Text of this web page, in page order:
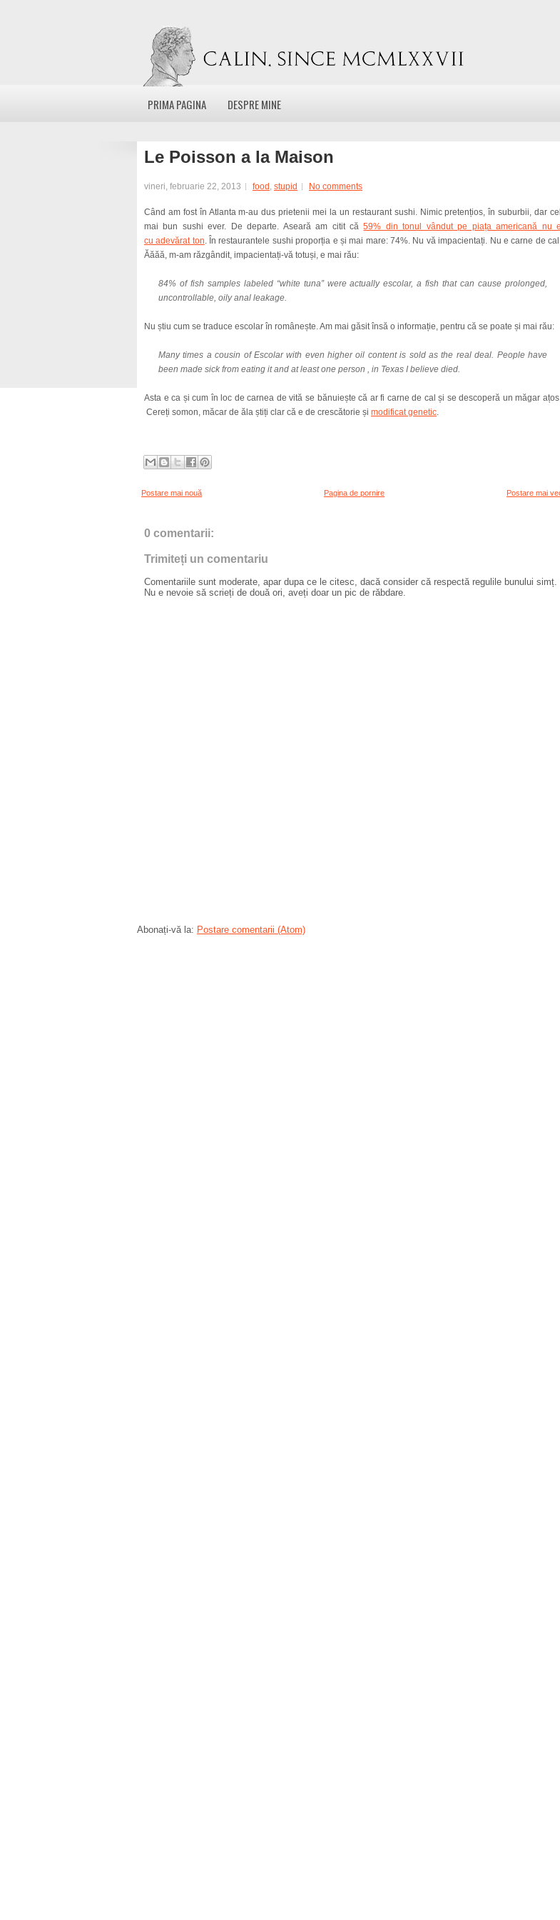
PRIMA PAGINA DESPRE MINE
Le Poisson a la Maison
vineri, februarie 22, 2013 food , stupid No comments
Când am fost în Atlanta m-au dus prietenii mei la un restaurant sushi. Nimic pretențios, în suburbii, dar cel
mai bun sushi ever. De departe. Aseară am citit că59% din tonul vândut pe piața americană nu e
cu adevărat ton. În restaurantele sushi proporția e și mai mare: 74%. Nu vă impacientați. Nu e carne de
Ăăăă, m-am răzgândit, impacientați-vă totuși, e mai rău:
84% of fish samples labeled “white tuna” were actually escolar, a fish that can cause prolonged,
uncontrollable, oily anal leakage.
Nu știu cum se traduce escolar în românește. Am mai găsit însă o informație, pentru că se poate și mai rău:
Many times a cousin of Escolar with even higher oil content is sold as the real deal. People have
been made sick from eating it and at least one person , in Texas I believe died.
Asta e ca și cum în loc de carnea de vită se bănuiește că ar fi carne de cal și se descoperă un măgar
Cereți somon, măcar de ăla știți clar că e de crescătorie și modificat genetic.
Postare mai nouă Postare mai
Pagina de pornire
0 comentarii:
Trimiteți un comentariu
Comentariile sunt moderate, apar dupa ce le citesc, dacă consider că respectă regulile bunului simț.
Nu e nevoie să scrieți de două ori, aveți doar un pic de răbdare.
Abonați-vă la: Postare comentarii (Atom)